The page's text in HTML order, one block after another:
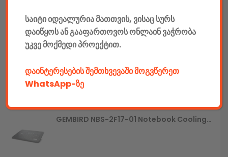
790.00GEL
25.00GEL
GEMBIRD NBS-2F17-01 Notebook Cooling Stand
საიტი იდეალურია მათთვის, ვისაც სურს
დაიწყოს ან გააფართოვოს ონლაინ ვაჭრობა
უკვე მოქმედი პროექტით.
დაინტერესების შემთხვევაში მოგვწერეთ
WhatsApp-ზე